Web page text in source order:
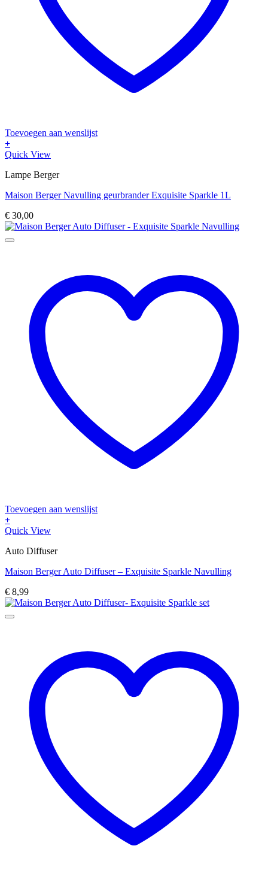
Toevoegen aan wenslijst
+
Quick View
Lampe Berger
Maison Berger Navulling geurbrander Exquisite Sparkle 1L
€ 30,00
Toevoegen aan wenslijst
+
Quick View
Auto Diffuser
Maison Berger Auto Diffuser – Exquisite Sparkle Navulling
€ 8,99